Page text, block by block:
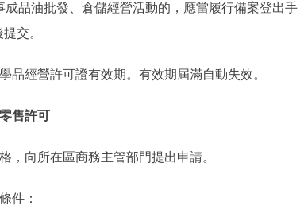
品油批發、倉儲經營活動的，應當履行備案登出手
交。
經營許可證有效期。有效期屆滿自動失效。
售許可
向所在區商務主管部門提出申請。
件：